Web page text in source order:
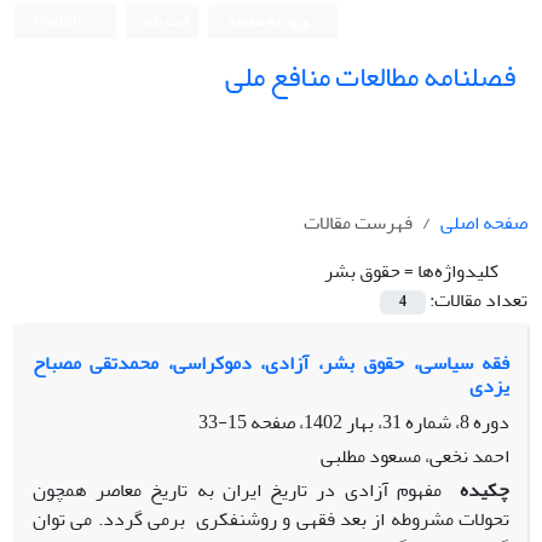
فصلنامه مطالعات منافع ملی
صفحه اصلی
فهرست مقالات
کلیدواژه‌ها =حقوق بشر
تعداد مقالات:
4
فقه سیاسی، حقوق بشر، آزادی، دموکراسی، محمدتقی مصباح
یزدی
دوره 8، شماره 31، بهار 1402، صفحه
15-33
احمد نخعی، مسعود مطلبی
چکیده مفهوم آزادی در تاریخ ایران به تاریخ معاصر همچون
تحولات مشروطه از بعد فقهی و روشنفکری برمی­ گردد. می­ توان